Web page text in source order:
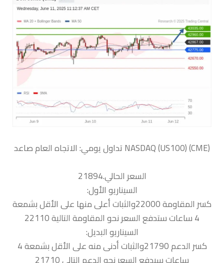
السعر الحالي.21894
السيناريو الأول:
كسر المقاومة 22000والثبات أعلى منها على الأقل بشمعة
4 ساعات ستدفع السعر نحو المقاومة التالية 22110
السيناريو البديل:
كسر الدعم 21790والثبات أدنى منه على الأقل بشمعة 4
ساعات سيدفع السعر نحو الدعم التالي 21710